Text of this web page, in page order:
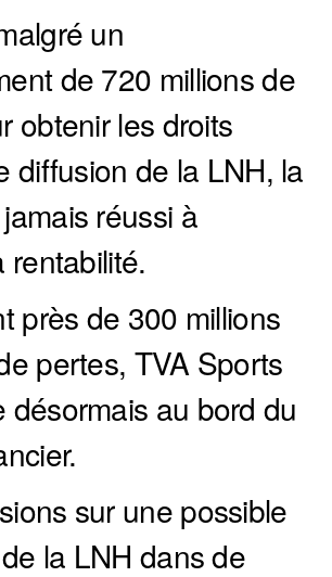
un
de 720 millions de
obtenir les droits
diffusion de la LNH, la
réussi à
rentabilité.
près de 300 millions
pertes, TVA Sports
désormais au bord du
sur une possible
la LNH dans de